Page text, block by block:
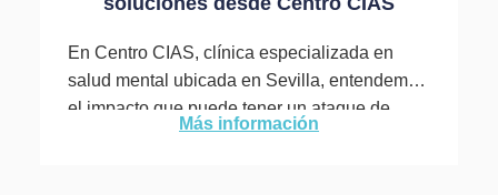
En Centro CIAS, clínica especializada en
salud mental ubicada en Sevilla, entendemos
el impacto que puede tener un ataque de
ansiedad en la vida...
Más información